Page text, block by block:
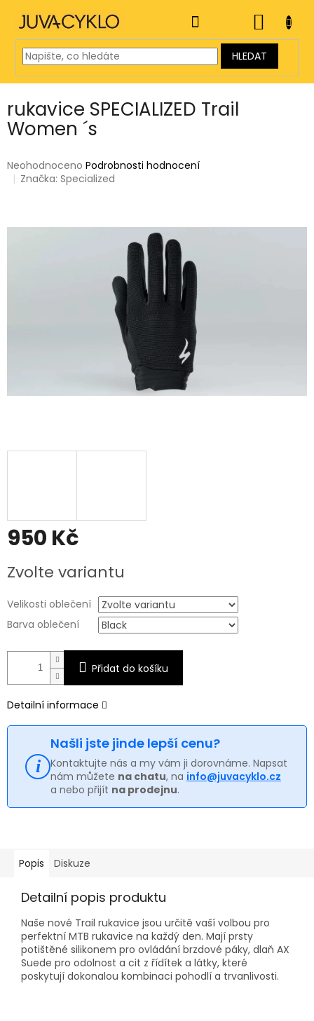
obsah
HLEDAT
KOŠÍK
rukavice SPECIALIZED Trail
Women ´s
Průměrné
hodnocení
z
Neohodnoceno Podrobnosti hodnocení
Značka:Specialized
950 Kč
cena:
Zvolte variantu
Velikosti oblečení
Barva oblečení
Přidat do košíku
Detailní informace
Našli jste jinde lepší cenu?
Kontaktujte nás a my vám ji dorovnáme. Napsat
nám můžete na chatu, na info@juvacyklo.cz
a nebo přijít na prodejnu.
Popis Diskuze
Detailní popis produktu
Naše nové Trail rukavice jsou určitě vaší volbou pro
perfektní MTB rukavice na každý den. Mají prsty
potištěné silikonem pro ovládání brzdové páky, dlaň AX
Suede pro odolnost a cit z řídítek a látky, které
poskytují dokonalou kombinaci pohodlí a trvanlivosti.